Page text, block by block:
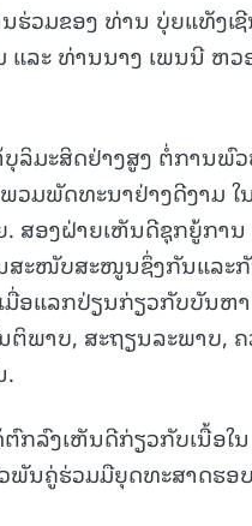
ຮ່ວມຂອງ ທ່ານ ບຸ່ຍແທັງເ
ແລະ ທ່ານນາງ ເພນນີ ຫວ
ບຸລິມະສິດຢ່າງສູງ ຕໍ່ການພົ
ວມພັດທະນາຢ່າງດີງາມ ໃນ
ສອງຝ່າຍເຫັນດີຊຸກຍູ້ການ
ສະໜັບສະໜູນຊຶ່ງກັນແລະ
ມື່ອແລກປ່ຽນກ່ຽວກັບບັນຫາ
ຕິພາບ, ສະຖຽນລະພາບ,
.
ກລົງເຫັນດີກ່ຽວກັບເນື້ອໃນ
ພັນຄູ່ຮ່ວມມືຍຸດທະສາດຮອບ